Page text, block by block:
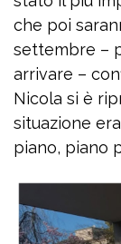
che poi
settembre –
arrivare –
Nicola si è
situazione
piano, piano